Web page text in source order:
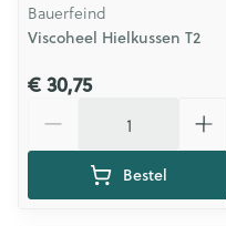
Bauerfeind
Viscoheel Hielkussen T2
€ 30,75
Bestel